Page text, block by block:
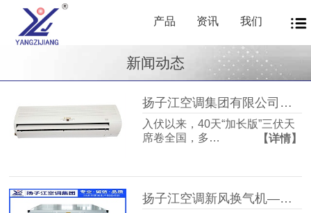
产品 资讯 我们
新闻动态
扬子江空调集团有限公司商用暖通源头厂家，40年匠心护航从容度伏
入伏以来，40天“加长版”三伏天
席卷全国，多…
【详情】
扬子江空调新风换气机——告别室内空气闷浊，畅享洁净富氧新生活